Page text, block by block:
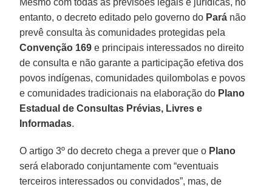
entanto, o decreto editado pelo governo do Pará não
prevê consulta às comunidades protegidas pela
Convenção 169 e principais interessados no direito
de consulta e não garante a participação efetiva dos
povos indígenas, comunidades quilombolas e povos
e comunidades tradicionais na elaboração do Plano
Estadual de Consultas Prévias, Livres e
Informadas.
O artigo 3º do decreto chega a prever que o Plano
será elaborado conjuntamente com “eventuais
terceiros interessados ou convidados”, mas, de